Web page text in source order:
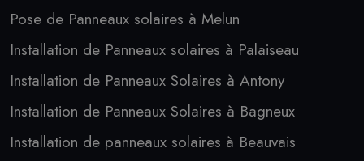
Pose de Panneaux solaires à Melun
Installation de Panneaux solaires à Palaiseau
Installation de Panneaux Solaires à Antony
Installation de Panneaux Solaires à Bagneux
Installation de panneaux solaires à Beauvais